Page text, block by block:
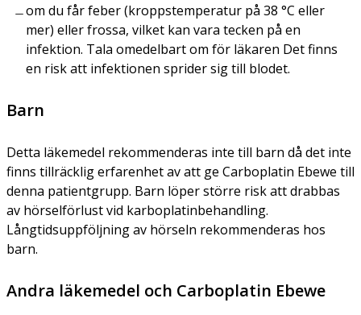
om du får feber (kroppstemperatur på 38 °C eller
mer) eller frossa, vilket kan vara tecken på en
infektion. Tala omedelbart om för läkaren Det finns
en risk att infektionen sprider sig till blodet.
Barn
Detta läkemedel rekommenderas inte till barn då det inte
finns tillräcklig erfarenhet av att ge Carboplatin Ebewe till
denna patientgrupp. Barn löper större risk att drabbas
av hörselförlust vid karboplatinbehandling.
Långtidsuppföljning av hörseln rekommenderas hos
barn.
Andra läkemedel och Carboplatin Ebewe